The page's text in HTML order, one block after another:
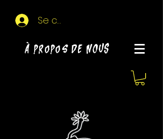
Se connecter
À propos de NOUS